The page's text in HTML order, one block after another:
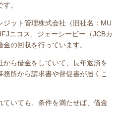
。
ット管理株式会社（旧社名：MU
ニコス、ジェーシービー（JCBカ
の回収を行っています。
から借金をしていて、長年返済を
務所から請求書や督促書が届くこ
ていても、条件を満たせば、借金